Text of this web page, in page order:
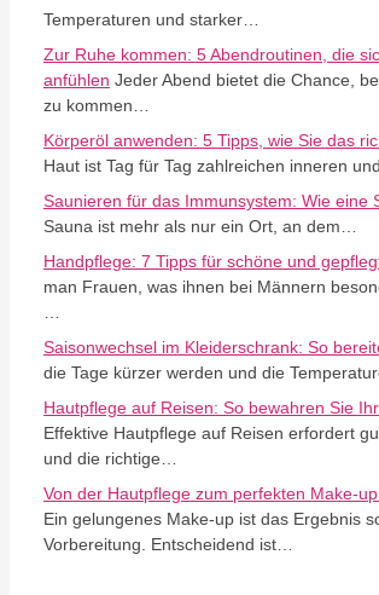
Temperaturen und starker…
Zur Ruhe kommen: 5 Abendroutinen, die
anfühlen Jeder Abend bietet die Chance,
zu kommen…
Körperöl anwenden: 5 Tipps, wie Sie das
Haut ist Tag für Tag zahlreichen inneren
Saunieren für das Immunsystem: Wie eine
Sauna ist mehr als nur ein Ort, an dem…
Handpflege: 7 Tipps für schöne und
man Frauen, was ihnen bei Männern
Saisonwechsel im Kleiderschrank: So
die Tage kürzer werden und die
Hautpflege auf Reisen: So bewahren Sie
Effektive Hautpflege auf Reisen erfordert
und die richtige…
Von der Hautpflege zum perfekten Make-
Ein gelungenes Make-up ist das Ergebnis
Vorbereitung. Entscheidend ist…